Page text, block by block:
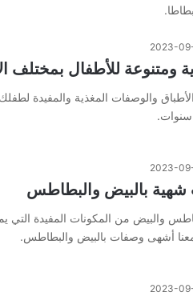
2023-
للأطفال بمختلف
والوصفات المغذية والمفيدة
2023-
بالبيض والبطاطس
والبيض من المكونات المفيدة التي
معنا أشهى وصفات بالبيض والبطاطس.
2023-